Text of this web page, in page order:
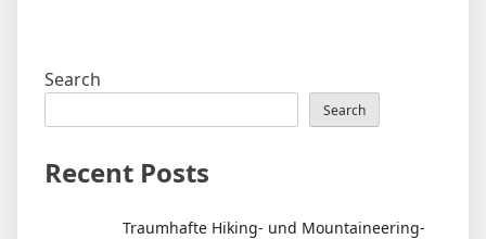
Search
Search
Recent Posts
Traumhafte Hiking- und Mountaineering-